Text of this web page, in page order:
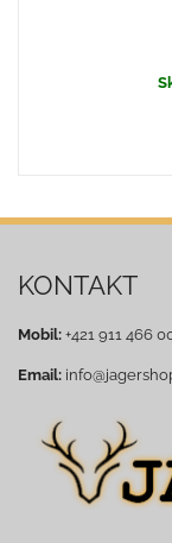
KONTAKT
Mobil: +421 911 466
Email: